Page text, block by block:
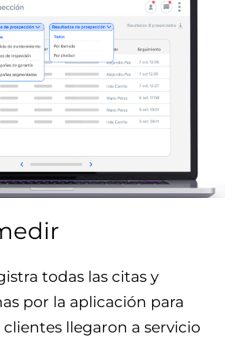
todas las citas y
por la aplicación para
llegaron a servicio